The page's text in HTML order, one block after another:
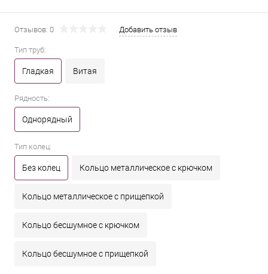
Отзывов: 0 Добавить отзыв
Тип труб:
Гладкая Витая
Рядность:
Однорядный
Тип колец:
Без колец Кольцо металлическое с крючком
Кольцо металлическое с прищепкой
Кольцо бесшумное с крючком
Кольцо бесшумное с прищепкой